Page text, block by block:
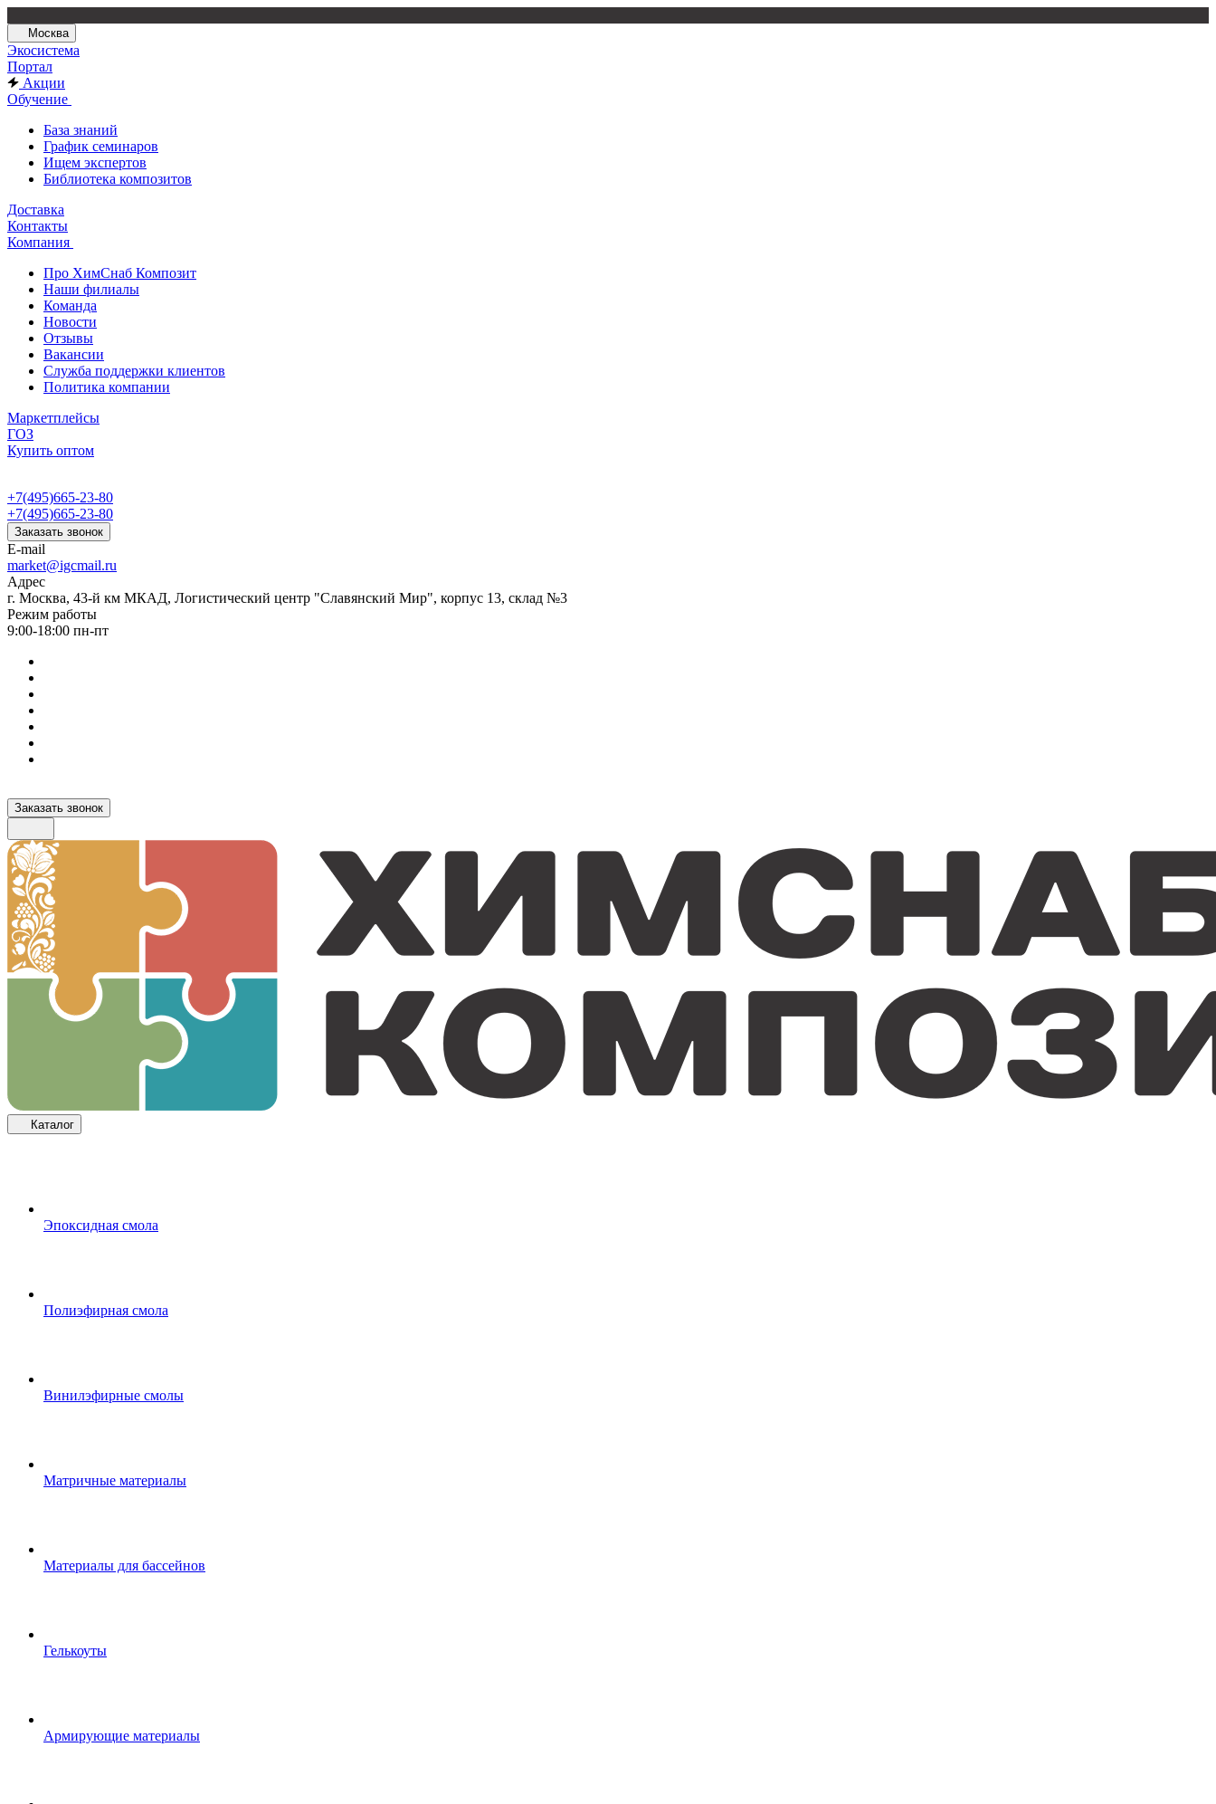
Москва
Экосистема
Портал
Акции
Обучение
База знаний
График семинаров
Ищем экспертов
Библиотека композитов
Доставка
Контакты
Компания
Про ХимСнаб Композит
Наши филиалы
Команда
Новости
Отзывы
Вакансии
Служба поддержки клиентов
Политика компании
Маркетплейсы
ГОЗ
Купить оптом
+7(495)665-23-80
+7(495)665-23-80
Заказать звонок
E-mail
market@igcmail.ru
Адрес
г. Москва, 43-й км МКАД, Логистический центр "Славянский Мир", корпус 13, склад №3
Режим работы
9:00-18:00 пн-пт
Заказать звонок
Каталог
Эпоксидная смола
Полиэфирная смола
Винилэфирные смолы
Матричные материалы
Материалы для бассейнов
Гелькоуты
Армирующие материалы